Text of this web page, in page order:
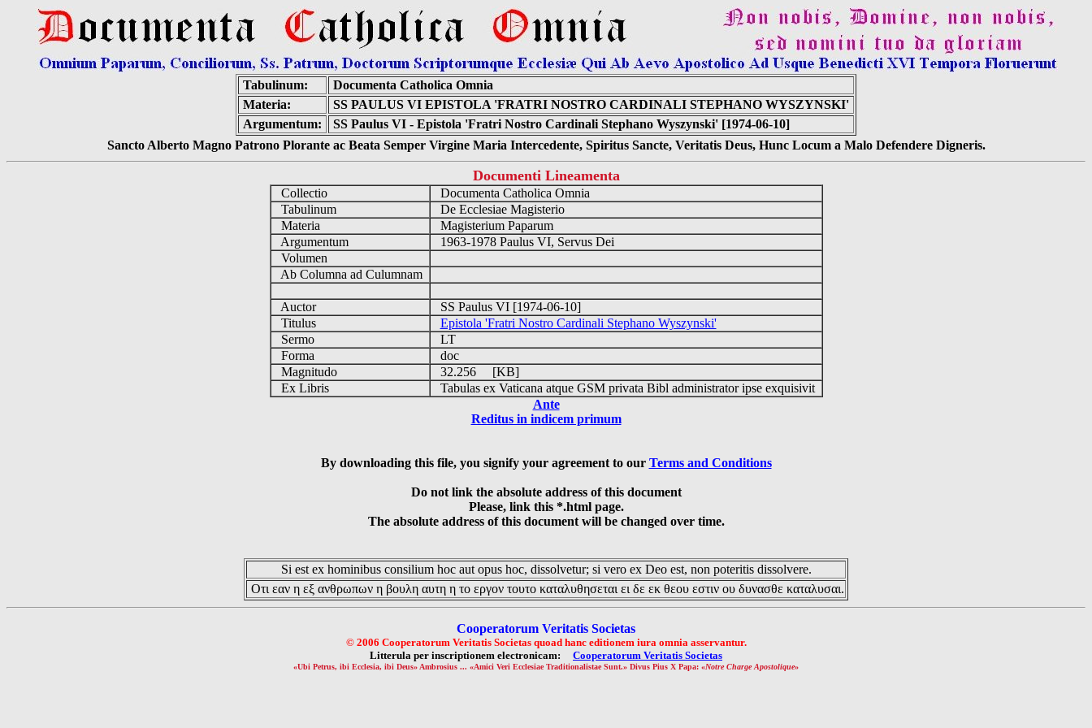
Tabulinum:
Documenta Catholica Omnia
Materia:
SS PAULUS VI EPISTOLA 'FRATRI NOSTRO CARDINALI STEPHANO WYSZYNSKI'
Argumentum:
SS Paulus VI - Epistola 'Fratri Nostro Cardinali Stephano Wyszynski' [1974-06-10]
Sancto Alberto Magno Patrono Plorante ac Beata Semper Virgine Maria Intercedente, Spiritus Sancte, Veritatis Deus, Hunc Locum a Malo Defendere Digneris.
Documenti Lineamenta
Collectio
Documenta Catholica Omnia
Tabulinum
De Ecclesiae Magisterio
Materia
Magisterium Paparum
Argumentum
1963-1978 Paulus VI, Servus Dei
Volumen
Ab Columna ad Culumnam
Auctor
SS Paulus VI [1974-06-10]
Titulus
Epistola 'Fratri Nostro Cardinali Stephano Wyszynski'
Sermo
LT
Forma
doc
Magnitudo
32.256 [KB]
Ex Libris
Tabulas ex Vaticana atque GSM privata Bibl administrator ipse exquisivit
Ante
Reditus in indicem primum
By downloading this file, you signify your agreement to our Terms and Conditions
Do not link the absolute address of this document
Please, link this *.html page.
The absolute address of this document will be changed over time.
Si est ex hominibus consilium hoc aut opus hoc, dissolvetur; si vero ex Deo est, non poteritis dissolvere.
Οτι εαν η εξ ανθρωπων η βουλη αυτη η το εργον τουτο καταλυθησεται ει δε εκ θεου εστιν ου δυνασθε καταλυσαι.
Cooperatorum Veritatis Societas
© 2006 Cooperatorum Veritatis Societas quoad hanc editionem iura omnia asservantur.
Litterula per inscriptionem electronicam: Cooperatorum Veritatis Societas
«Ubi Petrus, ibi Ecclesia, ibi Deus» Ambrosius ... «Amici Veri Ecclesiae Traditionalistae Sunt.» Divus Pius X Papa: «Notre Charge Apostolique»